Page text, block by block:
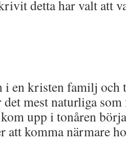
detta har valt att
i en kristen familj och
det mest naturliga
upp i tonåren
att komma närmare